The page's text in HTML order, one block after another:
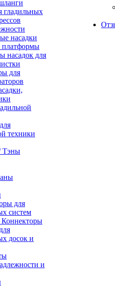
гладильных
насадки
платформы
насадок для
для
техники
Тэны
для
систем
Коннекторы
досок и
и